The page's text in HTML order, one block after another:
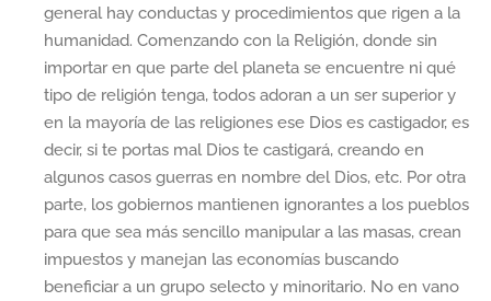
general hay conductas y procedimientos que rigen a la
humanidad. Comenzando con la Religión, donde sin
importar en que parte del planeta se encuentre ni qué
tipo de religión tenga, todos adoran a un ser superior y
en la mayoría de las religiones ese Dios es castigador, es
decir, si te portas mal Dios te castigará, creando en
algunos casos guerras en nombre del Dios, etc. Por otra
parte, los gobiernos mantienen ignorantes a los pueblos
para que sea más sencillo manipular a las masas, crean
impuestos y manejan las economías buscando
beneficiar a un grupo selecto y minoritario. No en vano